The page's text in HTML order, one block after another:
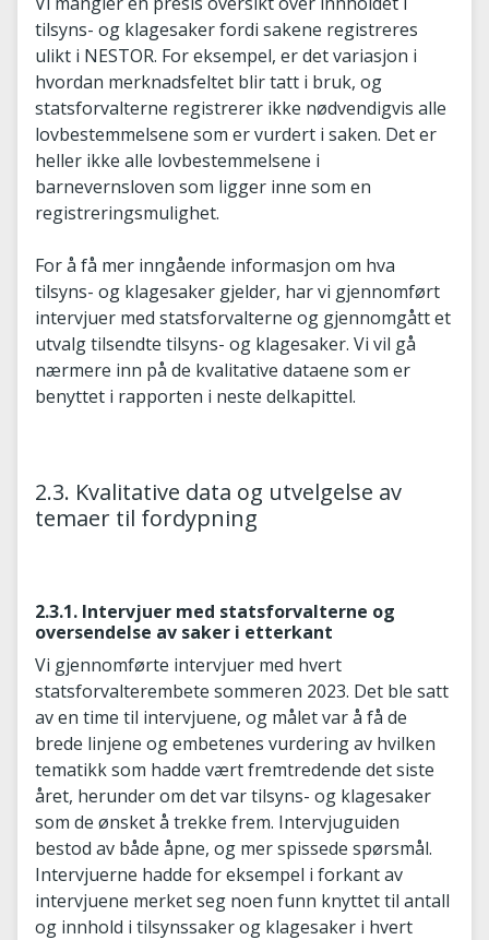
tilsyns- og klagesaker fordi sakene registreres
ulikt i NESTOR. For eksempel, er det variasjon i
hvordan merknadsfeltet blir tatt i bruk, og
statsforvalterne registrerer ikke nødvendigvis alle
lovbestemmelsene som er vurdert i saken. Det er
heller ikke alle lovbestemmelsene i
barnevernsloven som ligger inne som en
registreringsmulighet.
For å få mer inngående informasjon om hva
tilsyns- og klagesaker gjelder, har vi gjennomført
intervjuer med statsforvalterne og gjennomgått et
utvalg tilsendte tilsyns- og klagesaker. Vi vil gå
nærmere inn på de kvalitative dataene som er
benyttet i rapporten i neste delkapittel.
2.3. Kvalitative data og utvelgelse av
temaer til fordypning
2.3.1. Intervjuer med statsforvalterne og
oversendelse av saker i etterkant
Vi gjennomførte intervjuer med hvert
statsforvalterembete sommeren 2023. Det ble satt
av en time til intervjuene, og målet var å få de
brede linjene og embetenes vurdering av hvilken
tematikk som hadde vært fremtredende det siste
året, herunder om det var tilsyns- og klagesaker
som de ønsket å trekke frem. Intervjuguiden
bestod av både åpne, og mer spissede spørsmål.
Intervjuerne hadde for eksempel i forkant av
intervjuene merket seg noen funn knyttet til antall
og innhold i tilsynssaker og klagesaker i hvert